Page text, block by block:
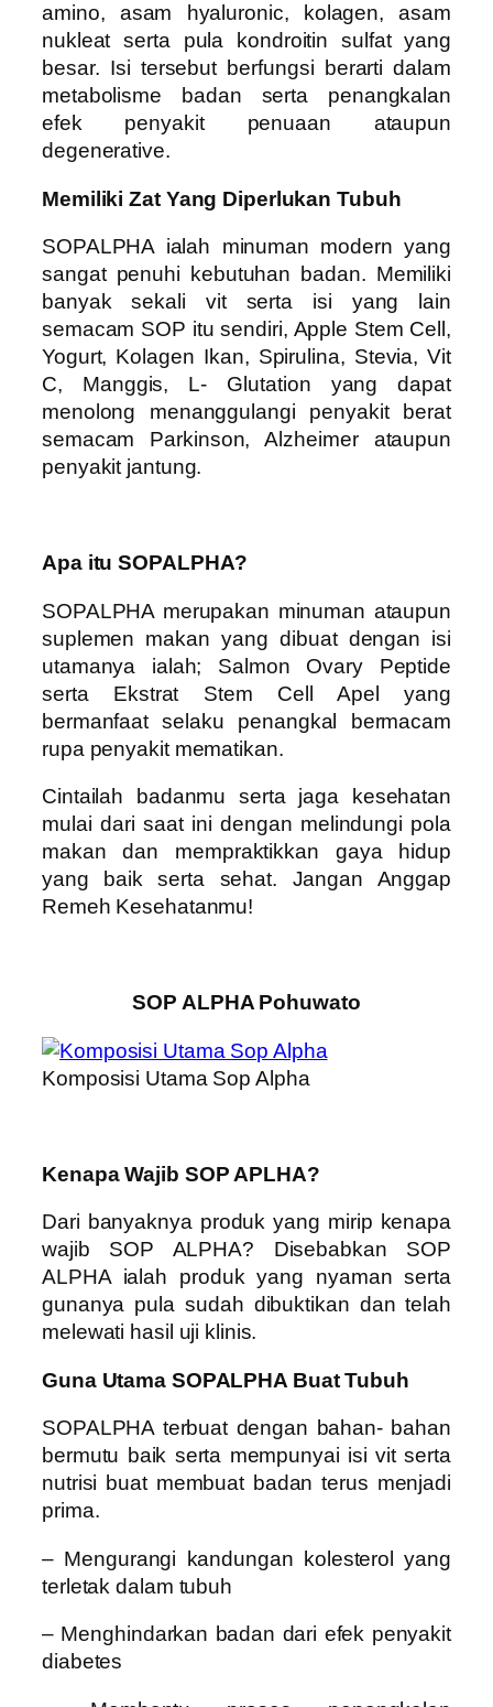
amino, asam hyaluronic, kolagen, asam
nukleat serta pula kondroitin sulfat yang
besar. Isi tersebut berfungsi berarti dalam
metabolisme badan serta penangkalan
efek penyakit penuaan ataupun
degenerative.
Memiliki Zat Yang Diperlukan Tubuh
SOPALPHA ialah minuman modern yang
sangat penuhi kebutuhan badan. Memiliki
banyak sekali vit serta isi yang lain
semacam SOP itu sendiri, Apple Stem Cell,
Yogurt, Kolagen Ikan, Spirulina, Stevia, Vit
C, Manggis, L- Glutation yang dapat
menolong menanggulangi penyakit berat
semacam Parkinson, Alzheimer ataupun
penyakit jantung.
Apa itu SOPALPHA?
SOPALPHA merupakan minuman ataupun
suplemen makan yang dibuat dengan isi
utamanya ialah; Salmon Ovary Peptide
serta Ekstrat Stem Cell Apel yang
bermanfaat selaku penangkal bermacam
rupa penyakit mematikan.
Cintailah badanmu serta jaga kesehatan
mulai dari saat ini dengan melindungi pola
makan dan mempraktikkan gaya hidup
yang baik serta sehat. Jangan Anggap
Remeh Kesehatanmu!
SOP ALPHA Pohuwato
Komposisi Utama Sop Alpha
Kenapa Wajib SOP APLHA?
Dari banyaknya produk yang mirip kenapa
wajib SOP ALPHA? Disebabkan SOP
ALPHA ialah produk yang nyaman serta
gunanya pula sudah dibuktikan dan telah
melewati hasil uji klinis.
Guna Utama SOPALPHA Buat Tubuh
SOPALPHA terbuat dengan bahan- bahan
bermutu baik serta mempunyai isi vit serta
nutrisi buat membuat badan terus menjadi
prima.
– Mengurangi kandungan kolesterol yang
terletak dalam tubuh
– Menghindarkan badan dari efek penyakit
diabetes